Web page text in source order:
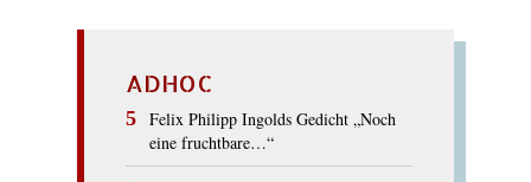
ADHOC
Felix Philipp Ingolds Gedicht „Noch
eine fruchtbare…“